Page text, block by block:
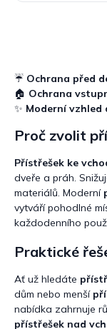
☔ Ochrana před
🏠 Ochrana
✨ Moderní vzhled
Proč zvolit
Přístřešek ke
dveře a práh.
materiálů. Moderní
vytváří pohodlné
každodenního
Praktické
Ať už hledáte
dům nebo menší
nabídka zahrnuje
přístřešek nad